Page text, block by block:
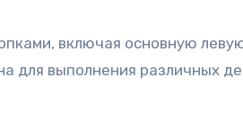
включая основную
для выполнения различных